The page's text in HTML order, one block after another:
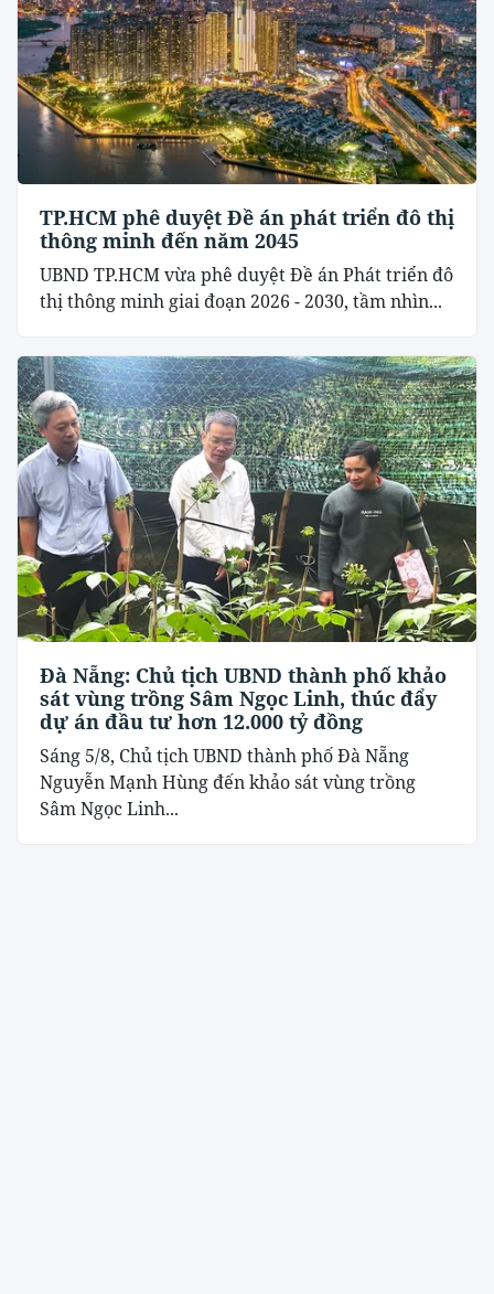
TP.HCM phê duyệt Đề án phát triển đô thị
thông minh đến năm 2045
UBND TP.HCM vừa phê duyệt Đề án Phát triển đô
thị thông minh giai đoạn 2026 - 2030, tầm nhìn...
Đà Nẵng: Chủ tịch UBND thành phố khảo
sát vùng trồng Sâm Ngọc Linh, thúc đẩy
dự án đầu tư hơn 12.000 tỷ đồng
Sáng 5/8, Chủ tịch UBND thành phố Đà Nẵng
Nguyễn Mạnh Hùng đến khảo sát vùng trồng
Sâm Ngọc Linh...